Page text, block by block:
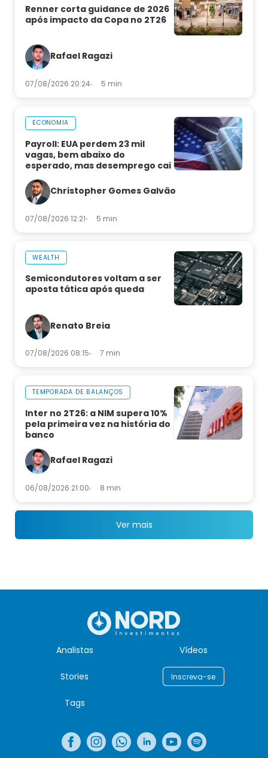
Renner corta guidance de 2026
após impacto da Copa no 2T26
Rafael Ragazi
07/08/2026 20:24 5 min
ECONOMIA
Payroll: EUA perdem 23 mil
vagas, bem abaixo do
esperado, mas desemprego cai
Christopher Gomes Galvão
07/08/2026 12:21 5 min
WEALTH
Semicondutores voltam a ser
aposta tática após queda
Renato Breia
07/08/2026 08:15 7 min
TEMPORADA DE BALANÇOS
Inter no 2T26: a NIM supera 10%
pela primeira vez na história do
banco
Rafael Ragazi
06/08/2026 21:00 8 min
Ver mais
Analistas Vídeos
Stories Inscreva-se
Tags